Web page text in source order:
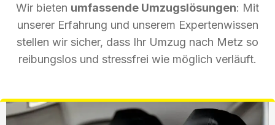
Wir bieten umfassende Umzugslösungen: Mit
unserer Erfahrung und unserem Expertenwissen
stellen wir sicher, dass Ihr Umzug nach Metz so
reibungslos und stressfrei wie möglich verläuft.